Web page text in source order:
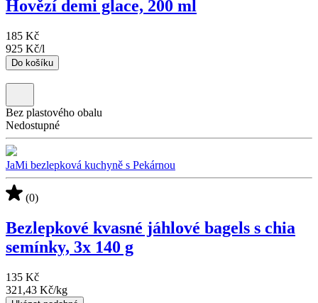
Hovězí demi glace, 200 ml
185 Kč
925 Kč/l
Do košíku
Bez plastového obalu
Nedostupné
JaMi bezlepková kuchyně s Pekárnou
(0)
Bezlepkové kvasné jáhlové bagels s chia
semínky, 3x 140 g
135 Kč
321,43 Kč/kg